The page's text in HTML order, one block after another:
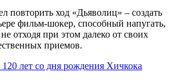
повторить ход «Дьяволиц» – создать
фильм-шокер, способный напугать,
отходя при этом далеко от своих
приемов.
лет со дня рождения Хичкока